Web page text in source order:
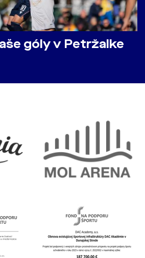
góly v Petržalke